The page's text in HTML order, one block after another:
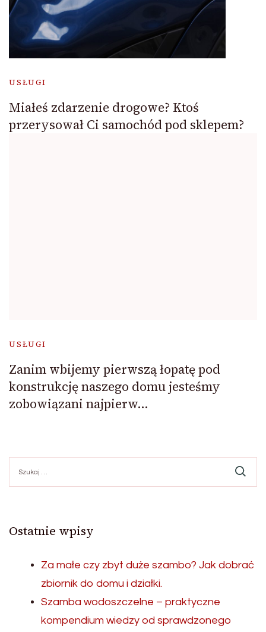
USŁUGI
Miałeś zdarzenie drogowe? Ktoś
przerysował Ci samochód pod sklepem?
USŁUGI
Zanim wbijemy pierwszą łopatę pod
konstrukcję naszego domu jesteśmy
zobowiązani najpierw…
Ostatnie wpisy
Za małe czy zbyt duże szambo? Jak dobrać
zbiornik do domu i działki.
Szamba wodoszczelne – praktyczne
kompendium wiedzy od sprawdzonego